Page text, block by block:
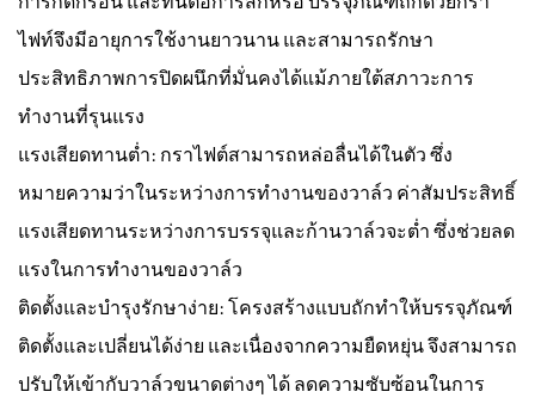
ไฟท์จึงมีอายุการใช้งานยาวนาน และสามารถรักษา
ประสิทธิภาพการปิดผนึกที่มั่นคงได้แม้ภายใต้สภาวะการ
ทำงานที่รุนแรง
แรงเสียดทานต่ำ: กราไฟต์สามารถหล่อลื่นได้ในตัว ซึ่ง
หมายความว่าในระหว่างการทำงานของวาล์ว ค่าสัมประสิทธิ์
แรงเสียดทานระหว่างการบรรจุและก้านวาล์วจะต่ำ ซึ่งช่วยลด
แรงในการทำงานของวาล์ว
ติดตั้งและบำรุงรักษาง่าย: โครงสร้างแบบถักทำให้บรรจุภัณฑ์
ติดตั้งและเปลี่ยนได้ง่าย และเนื่องจากความยืดหยุ่น จึงสามารถ
ปรับให้เข้ากับวาล์วขนาดต่างๆ ได้ ลดความซับซ้อนในการ